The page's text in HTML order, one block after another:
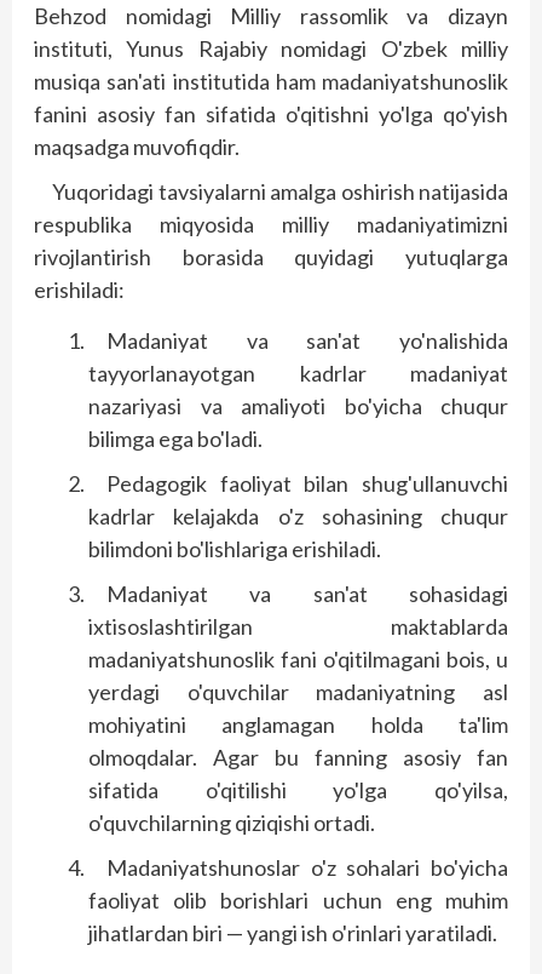
Behzod nomidagi Milliy rassomlik va dizayn
instituti, Yunus Rajabiy nomidagi O'zbek milliy
musiqa san'ati institutida ham madaniyatshunoslik
fanini asosiy fan sifatida o'qitishni yo'lga qo'yish
maqsadga muvofiqdir.
Yuqoridagi tavsiyalarni amalga oshirish natijasida
respublika miqyosida milliy madaniyatimizni
rivojlantirish borasida quyidagi yutuqlarga
erishiladi:
Madaniyat va san'at yo'nalishida
tayyorlanayotgan kadrlar madaniyat
nazariyasi va amaliyoti bo'yicha chuqur
bilimga ega bo'ladi.
Pedagogik faoliyat bilan shug'ullanuvchi
kadrlar kelajakda o'z sohasining chuqur
bilimdoni bo'lishlariga erishiladi.
Madaniyat va san'at sohasidagi
ixtisoslashtirilgan maktablarda
madaniyatshunoslik fani o'qitilmagani bois, u
yerdagi o'quvchilar madaniyatning asl
mohiyatini anglamagan holda ta'lim
olmoqdalar. Agar bu fanning asosiy fan
sifatida o'qitilishi yo'lga qo'yilsa,
o'quvchilarning qiziqishi ortadi.
Madaniyatshunoslar o'z sohalari bo'yicha
faoliyat olib borishlari uchun eng muhim
jihatlardan biri — yangi ish o'rinlari yaratiladi.